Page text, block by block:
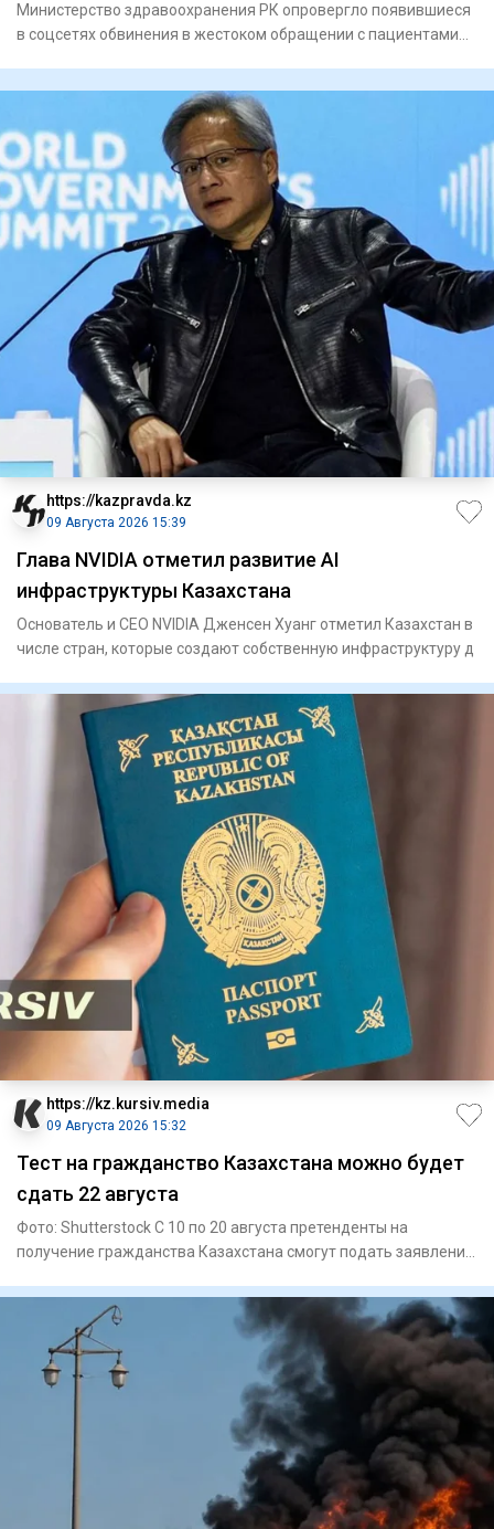
Министерство здравоохранения РК опровергло появившиеся
в соцсетях обвинения в жестоком обращении с пациентами
https://kazpravda.kz
09 Августа 2026 15:39
Глава NVIDIA отметил развитие AI
инфраструктуры Казахстана
Основатель и CEO NVIDIA Дженсен Хуанг отметил Казахстан в
числе стран, которые создают собственную инфраструктуру д
https://kz.kursiv.media
09 Августа 2026 15:32
Тест на гражданство Казахстана можно будет
сдать 22 августа
Фото: Shutterstock С 10 по 20 августа претенденты на
получение гражданства Казахстана смогут подать заявления